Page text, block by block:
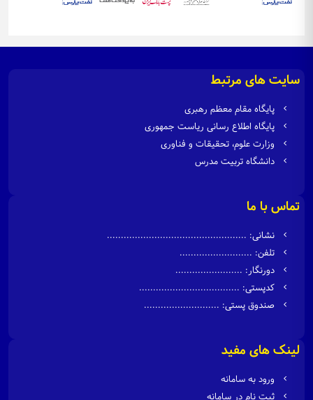
سایت های مرتبط
پایگاه مقام معظم رهبری
پایگاه اطلاع رسانی ریاست جمهوری
وزارت علوم، تحقیقات و فناوری
دانشگاه تربیت مدرس
تماس با ما
نشانی: ..................................................
تلفن: ..........................
دورنگار: ........................
کدپستی: ....................................
صندوق پستی: ...........................
لینک های مفید
ورود به سامانه
ثبت نام در سامانه